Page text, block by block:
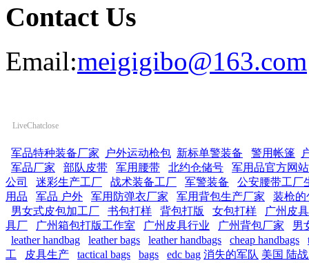
Contact Us
Email:meigigibo@163.com
LiveChatclose
军品特种装备厂家 户外运动枪包 新标单警装备 警用帐篷
军品厂家
部队皮带 军用腰带 北约仓储号
军用品官方网站
公司
迷彩生产工厂 战术装备工厂 军警装备
公安腰带工厂
用品
军品 户外 军用防弹衣厂家 军用背包生产厂家
装枪的
男女式皮包加工厂
书包打样 背包打版 女包打样
广州皮
具厂
广州箱包打版工作室 广州皮具行业 广州背包厂家
男
leather handbag
leather bags leather handbags cheap handbags
工
皮具生产 tactical bags bags edc bag 消失的军队 美国 陆